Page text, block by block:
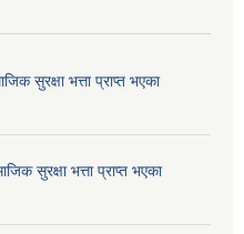
सुरक्षा भत्ता प्राप्त भएका
सुरक्षा भत्ता प्राप्त भएका